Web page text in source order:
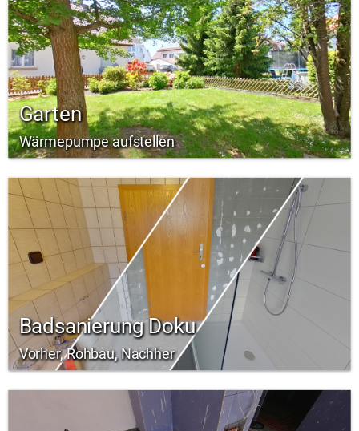
Garten
Wärmepumpe aufstellen
Badsanierung Doku
Vorher, Rohbau, Nachher